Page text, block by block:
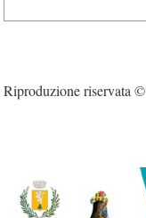
Riproduzione riservata ©